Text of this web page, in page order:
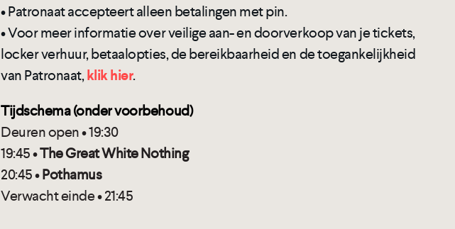
• Patronaat accepteert alleen betalingen met pin.
• Voor meer informatie over veilige aan- en doorverkoop van je tickets,
locker verhuur, betaalopties, de bereikbaarheid en de toegankelijkheid
van Patronaat,klik hier.
Tijdschema (onder voorbehoud)
Deuren open • 19:30
19:45 •The Great White Nothing
20:45 •Pothamus
Verwacht einde • 21:45